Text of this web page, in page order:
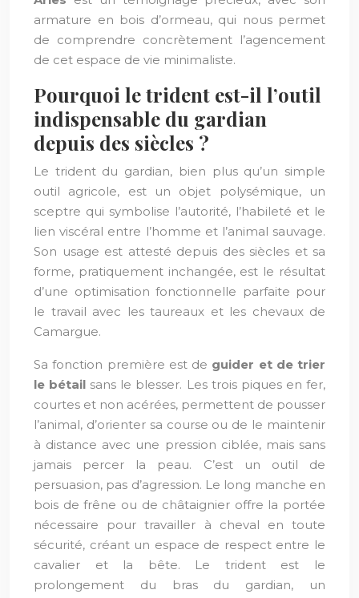
armature en bois d’ormeau, qui nous permet
de comprendre concrètement l’agencement
de cet espace de vie minimaliste.
Pourquoi le trident est-il l’outil
indispensable du gardian
depuis des siècles ?
Le trident du gardian, bien plus qu’un simple
outil agricole, est un objet polysémique, un
sceptre qui symbolise l’autorité, l’habileté et le
lien viscéral entre l’homme et l’animal sauvage.
Son usage est attesté depuis des siècles et sa
forme, pratiquement inchangée, est le résultat
d’une optimisation fonctionnelle parfaite pour
le travail avec les taureaux et les chevaux de
Camargue.
Sa fonction première est de guider et de trier
le bétail sans le blesser. Les trois piques en fer,
courtes et non acérées, permettent de pousser
l’animal, d’orienter sa course ou de le maintenir
à distance avec une pression ciblée, mais sans
jamais percer la peau. C’est un outil de
persuasion, pas d’agression. Le long manche en
bois de frêne ou de châtaignier offre la portée
nécessaire pour travailler à cheval en toute
sécurité, créant un espace de respect entre le
cavalier et la bête. Le trident est le
prolongement du bras du gardian, un